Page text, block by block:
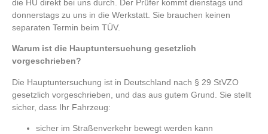
die HU direkt bei uns durch. Der Prüfer kommt dienstags und
donnerstags zu uns in die Werkstatt. Sie brauchen keinen
separaten Termin beim TÜV.
Warum ist die Hauptuntersuchung gesetzlich
vorgeschrieben?
Die Hauptuntersuchung ist in Deutschland nach § 29 StVZO
gesetzlich vorgeschrieben, und das aus gutem Grund. Sie stellt
sicher, dass Ihr Fahrzeug:
sicher im Straßenverkehr bewegt werden kann